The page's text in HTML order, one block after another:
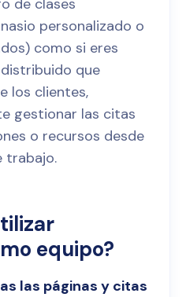
de clases
personalizado o
como si eres
que
los clientes,
gestionar las citas
o recursos desde
trabajo.
equipo?
las páginas y citas